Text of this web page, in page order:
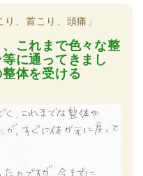
、首こり、頭痛」
、これまで色々な整
に通ってきまし
体を受ける